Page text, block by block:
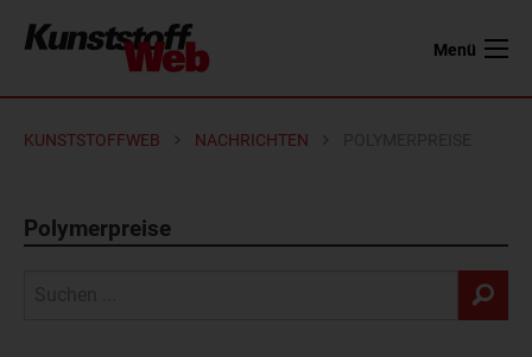
Menü
KUNSTSTOFFWEB NACHRICHTEN
Polymerpreise